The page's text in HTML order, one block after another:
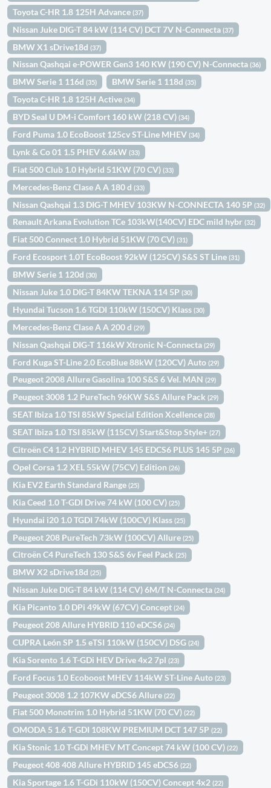
Toyota C-HR 1.8 125H Advance(37)
Nissan Juke DIG-T 84 kW (114 CV) DCT 7V N-Connecta(37)
BMW X1 sDrive18d(37)
Nissan Qashqai e-POWER Gen3 140 KW (190 CV) N-Connecta(36)
BMW Serie 1 116d(35) BMW Serie 1 118d(35)
Toyota C-HR 1.8 125H Active(34)
BYD Seal U DM-i Comfort 160 kW (218 CV)(34)
Ford Puma 1.0 EcoBoost 125cv ST-Line MHEV(34)
Lynk & Co 01 1.5 PHEV 6.6kW(33)
Fiat 500 Club 1.0 Hybrid 51KW (70 CV)(33)
Mercedes-Benz Clase A A 180 d(33)
Nissan Qashqai 1.3 DIG-T MHEV 103KW N-CONNECTA 140 5P(32)
Renault Arkana Evolution TCe 103kW(140CV) EDC mild hybr(32)
Fiat 500 Connect 1.0 Hybrid 51KW (70 CV)(31)
Ford Ecosport 1.0T EcoBoost 92kW (125CV) S&S ST Line(31)
BMW Serie 1 120d(30)
Nissan Juke 1.0 DIG-T 84KW TEKNA 114 5P(30)
Hyundai Tucson 1.6 TGDI 110kW (150CV) Klass(30)
Mercedes-Benz Clase A A 200 d(29)
Nissan Qashqai DIG-T 116kW Xtronic N-Connecta(29)
Ford Kuga ST-Line 2.0 EcoBlue 88kW (120CV) Auto(29)
Peugeot 2008 Allure Gasolina 100 S&S 6 Vel. MAN(29)
Peugeot 3008 1.2 PureTech 96KW S&S Allure Pack(29)
SEAT Ibiza 1.0 TSI 85kW Special Edition Xcellence(28)
SEAT Ibiza 1.0 TSI 85kW (115CV) Start&Stop Style+(27)
Citroën C4 1.2 HYBRID MHEV 145 EDCS6 PLUS 145 5P(26)
Opel Corsa 1.2 XEL 55kW (75CV) Edition(26)
Kia EV2 Earth Standard Range(25)
Kia Ceed 1.0 T-GDI Drive 74 kW (100 CV)(25)
Hyundai i20 1.0 TGDI 74kW (100CV) Klass(25)
Peugeot 208 PureTech 73kW (100CV) Allure(25)
Citroën C4 PureTech 130 S&S 6v Feel Pack(25)
BMW X2 sDrive18d(25)
Nissan Juke DIG-T 84 kW (114 CV) 6M/T N-Connecta(24)
Kia Picanto 1.0 DPi 49kW (67CV) Concept(24)
Peugeot 208 Allure HYBRID 110 eDCS6(24)
CUPRA León SP 1.5 eTSI 110kW (150CV) DSG(24)
Kia Sorento 1.6 T-GDi HEV Drive 4x2 7pl(23)
Ford Focus 1.0 Ecoboost MHEV 114kW ST-Line Auto(23)
Peugeot 3008 1.2 107KW eDCS6 Allure(22)
Fiat 500 Monotrim 1.0 Hybrid 51KW (70 CV)(22)
OMODA 5 1.6 T-GDI 108KW PREMIUM DCT 147 5P(22)
Kia Stonic 1.0 T-GDi MHEV MT Concept 74 kW (100 CV)(22)
Peugeot 408 408 Allure HYBRID 145 eDCS6(22)
Kia Sportage 1.6 T-GDi 110kW (150CV) Concept 4x2(22)